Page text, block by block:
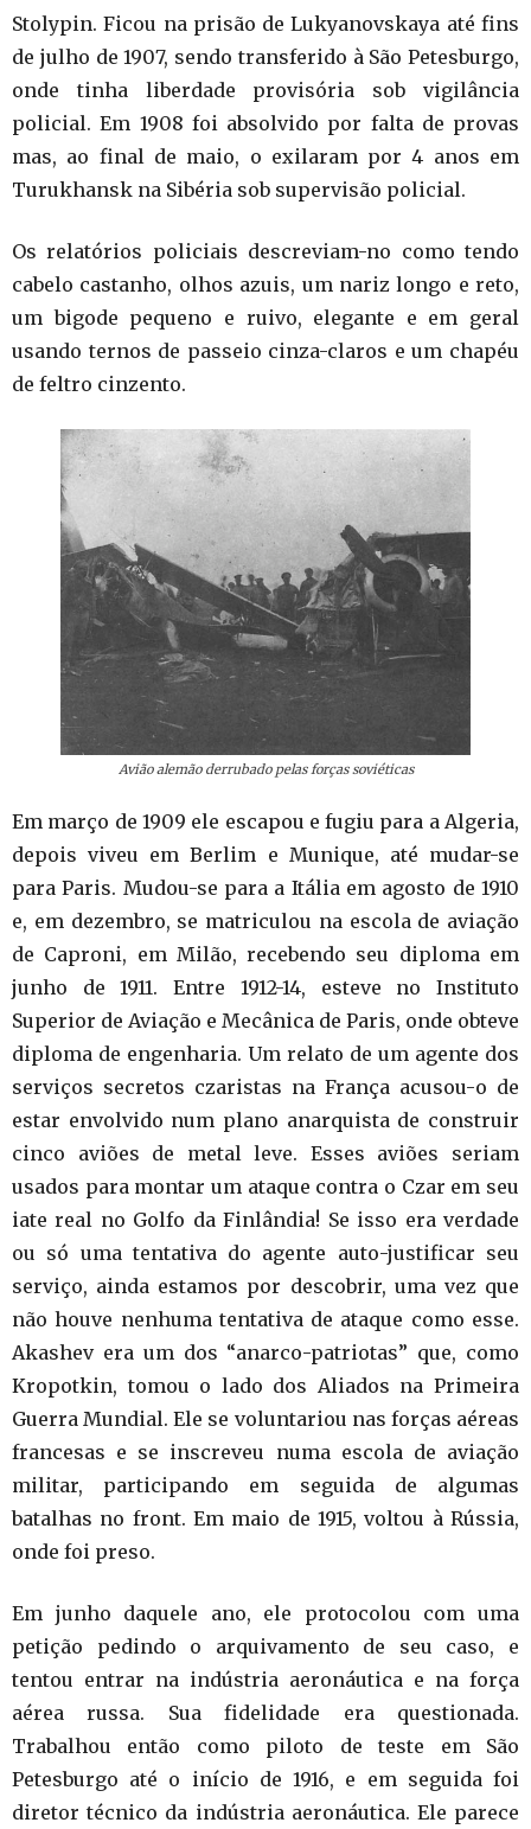
Stolypin. Ficou na prisão de Lukyanovskaya até fins
de julho de 1907, sendo transferido à São Petesburgo,
onde tinha liberdade provisória sob vigilância
policial. Em 1908 foi absolvido por falta de provas
mas, ao final de maio, o exilaram por 4 anos em
Turukhansk na Sibéria sob supervisão policial.
Os relatórios policiais descreviam-no como tendo
cabelo castanho, olhos azuis, um nariz longo e reto,
um bigode pequeno e ruivo, elegante e em geral
usando ternos de passeio cinza-claros e um chapéu
de feltro cinzento.
Avião alemão derrubado pelas forças soviéticas
Em março de 1909 ele escapou e fugiu para a Algeria,
depois viveu em Berlim e Munique, até mudar-se
para Paris. Mudou-se para a Itália em agosto de 1910
e, em dezembro, se matriculou na escola de aviação
de Caproni, em Milão, recebendo seu diploma em
junho de 1911. Entre 1912-14, esteve no Instituto
Superior de Aviação e Mecânica de Paris, onde obteve
diploma de engenharia. Um relato de um agente dos
serviços secretos czaristas na França acusou-o de
estar envolvido num plano anarquista de construir
cinco aviões de metal leve. Esses aviões seriam
usados para montar um ataque contra o Czar em seu
iate real no Golfo da Finlândia! Se isso era verdade
ou só uma tentativa do agente auto-justificar seu
serviço, ainda estamos por descobrir, uma vez que
não houve nenhuma tentativa de ataque como esse.
Akashev era um dos “anarco-patriotas” que, como
Kropotkin, tomou o lado dos Aliados na Primeira
Guerra Mundial. Ele se voluntariou nas forças aéreas
francesas e se inscreveu numa escola de aviação
militar, participando em seguida de algumas
batalhas no front. Em maio de 1915, voltou à Rússia,
onde foi preso.
Em junho daquele ano, ele protocolou com uma
petição pedindo o arquivamento de seu caso, e
tentou entrar na indústria aeronáutica e na força
aérea russa. Sua fidelidade era questionada.
Trabalhou então como piloto de teste em São
Petesburgo até o início de 1916, e em seguida foi
diretor técnico da indústria aeronáutica. Ele parece